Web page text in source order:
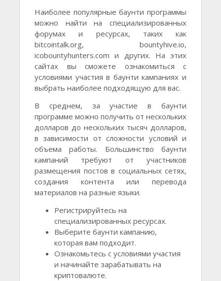
Наиболее популярные баунти программы
можно найти на специализированных
форумах и ресурсах, таких как
bitcointalk.org, bountyhive.io,
icobountyhunters.com и других. На этих
сайтах вы сможете ознакомиться с
условиями участия в баунти кампаниях и
выбрать наиболее подходящую для вас.
В среднем, за участие в баунти
программе можно получить от нескольких
долларов до нескольких тысяч долларов,
в зависимости от сложности условий и
объема работы. Большинство баунти
кампаний требуют от участников
размещения постов в социальных сетях,
создания контента или перевода
материалов на разные языки.
Регистрируйтесь на
специализированных ресурсах.
Выберите баунти кампанию,
которая вам подходит.
Ознакомьтесь с условиями участия
и начинайте зарабатывать на
криптовалюте.